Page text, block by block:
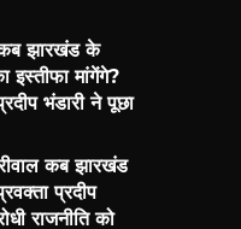
कब झारखंड के
इस्तीफा मांगेंगे?
भंडारी ने पूछा
कब झारखंड
प्रदीप
राजनीति को